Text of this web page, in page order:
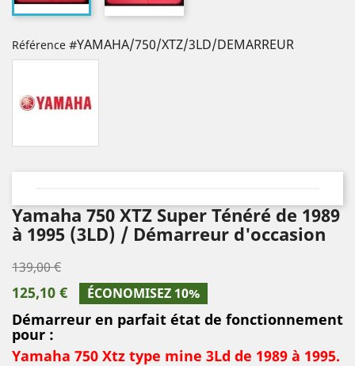
Référence #YAMAHA/750/XTZ/3LD/DEMARREUR
Yamaha 750 XTZ Super Ténéré de 1989
à 1995 (3LD) / Démarreur d'occasion
139,00 €
125,10 € ÉCONOMISEZ 10%
Démarreur en parfait état de fonctionnement
pour :
Yamaha 750 Xtz type mine 3Ld de 1989 à 1995.